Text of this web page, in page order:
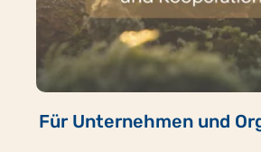
Für Unternehmen und